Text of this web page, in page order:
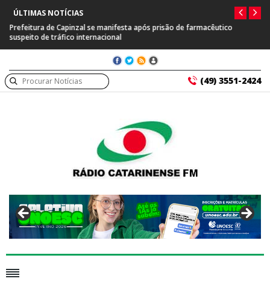
ÚLTIMAS NOTÍCIAS
Prefeitura de Capinzal se manifesta após prisão de farmacêutico
suspeito de tráfico internacional
(49) 3551-2424